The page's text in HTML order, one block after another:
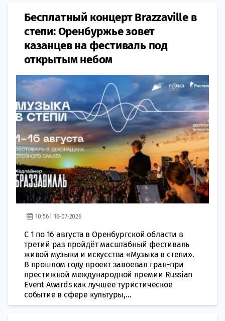
Бесплатный концерт Brazzaville в
степи: Оренбуржье зовет
казанцев на фестиваль под
открытым небом
10:56 | 16-07-2026
С 1 по 16 августа в Оренбургской области в
третий раз пройдёт масштабный фестиваль
живой музыки и искусства «Музыка в степи».
В прошлом году проект завоевал гран-при
престижной международной премии Russian
Event Awards как лучшее туристическое
событие в сфере культуры,...